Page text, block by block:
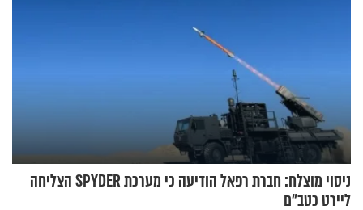
ניסוי מוצלח: חברת רפאל הודיעה כי מערכת SPYDER הצליחה
ליירט כטב"ם